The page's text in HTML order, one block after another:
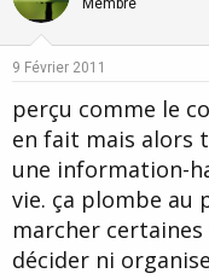
Membre
9 Février 2011
perçu comme le
en fait mais alors
une information-
vie. ça plombe au
marcher
décider ni